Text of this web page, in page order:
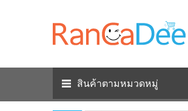
สินค้าตามหมวดหมู่